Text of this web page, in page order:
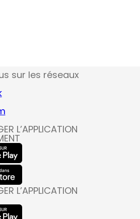
sur les réseaux
L’APPLICATION
L’APPLICATION